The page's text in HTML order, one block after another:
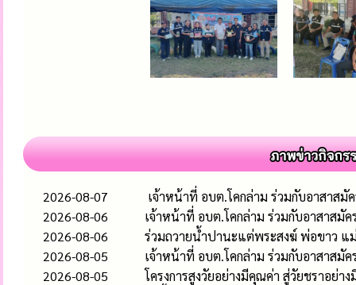
2026-08-07
เจ้าหน้าที่ อบต.โคกล่าม ร่วมกับอาสาส
2026-08-06
เจ้าหน้าที่ อบต.โคกล่าม ร่วมกับอาสาส
2026-08-06
ร่วมถวายน้ำปานะแต่พระสงฆ์ พ่อขาว
2026-08-05
เจ้าหน้าที่ อบต.โคกล่าม ร่วมกับอาสาส
2026-08-05
โครงการสูงวัยอย่างมีคุณค่า สู่วัยชราอย่า